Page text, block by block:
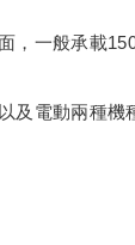
，一般承載
及電動兩種機